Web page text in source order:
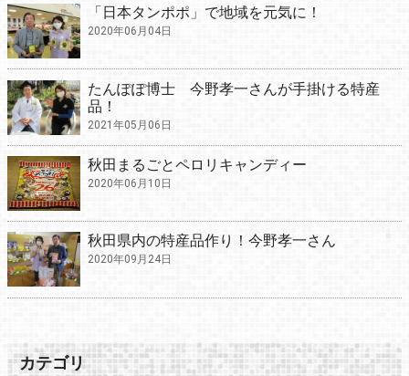
「日本タンポポ」で地域を元気に！
2020年06月04日
たんぽぽ博士 今野孝一さんが手掛ける特産
品！
2021年05月06日
秋田まるごとペロリキャンディー
2020年06月10日
秋田県内の特産品作り！今野孝一さん
2020年09月24日
カテゴリ